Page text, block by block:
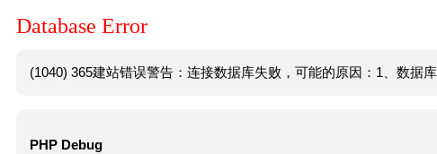
Database Error
(1040) 365建站错误警告：连接数据库失败，可能的原因：1、数据
PHP Debug